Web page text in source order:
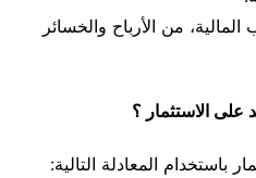
من الأرباح والخسائر
الاستثمار ؟
باستخدام المعادلة التالية: